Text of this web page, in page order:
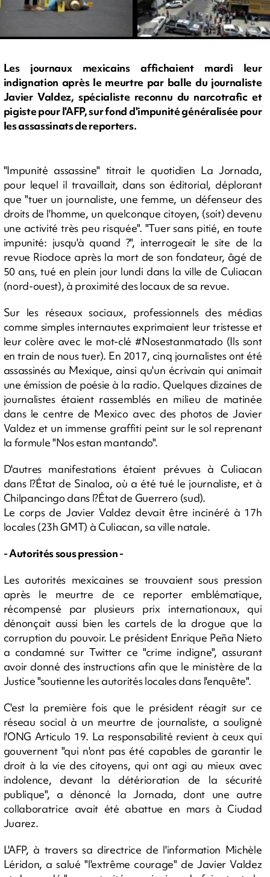
Les journaux mexicains affichaient mardi leur
indignation après le meurtre par balle du journaliste
Javier Valdez, spécialiste reconnu du narcotrafic et
pigiste pour l'AFP, sur fond d'impunité généralisée pour
les assassinats de reporters.
"Impunité assassine" titrait le quotidien La Jornada,
pour lequel il travaillait, dans son éditorial, déplorant
que "tuer un journaliste, une femme, un défenseur des
droits de l'homme, un quelconque citoyen, (soit) devenu
une activité très peu risquée". "Tuer sans pitié, en toute
impunité: jusqu'à quand ?", interrogeait le site de la
revue Riodoce après la mort de son fondateur, âgé de
50 ans, tué en plein jour lundi dans la ville de Culiacan
(nord-ouest), à proximité des locaux de sa revue.
Sur les réseaux sociaux, professionnels des médias
comme simples internautes exprimaient leur tristesse et
leur colère avec le mot-clé #Nosestanmatado (Ils sont
en train de nous tuer). En 2017, cinq journalistes ont été
assassinés au Mexique, ainsi qu'un écrivain qui animait
une émission de poésie à la radio. Quelques dizaines de
journalistes étaient rassemblés en milieu de matinée
dans le centre de Mexico avec des photos de Javier
Valdez et un immense graffiti peint sur le sol reprenant
la formule "Nos estan mantando".
D'autres manifestations étaient prévues à Culiacan
dans l?État de Sinaloa, où a été tué le journaliste, et à
Chilpancingo dans l?État de Guerrero (sud).
Le corps de Javier Valdez devait être incinéré à 17h
locales (23h GMT) à Culiacan, sa ville natale.
- Autorités sous pression -
Les autorités mexicaines se trouvaient sous pression
après le meurtre de ce reporter emblématique,
récompensé par plusieurs prix internationaux, qui
dénonçait aussi bien les cartels de la drogue que la
corruption du pouvoir. Le président Enrique Peña Nieto
a condamné sur Twitter ce "crime indigne", assurant
avoir donné des instructions afin que le ministère de la
Justice "soutienne les autorités locales dans l'enquête".
C'est la première fois que le président réagit sur ce
réseau social à un meurtre de journaliste, a souligné
l'ONG Articulo 19. La responsabilité revient à ceux qui
gouvernent "qui n'ont pas été capables de garantir le
droit à la vie des citoyens, qui ont agi au mieux avec
indolence, devant la détérioration de la sécurité
publique", a dénoncé la Jornada, dont une autre
collaboratrice avait été abattue en mars à Ciudad
Juarez.
L'AFP, à travers sa directrice de l'information Michèle
Léridon, a salué "l'extrême courage" de Javier Valdez